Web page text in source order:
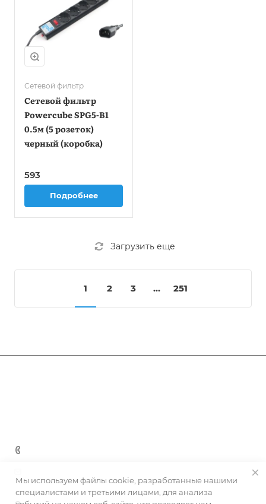
Сетевой фильтр
Сетевой фильтр
Powercube SPG5-B1
0.5м (5 розеток)
черный (коробка)
593
Подробнее
Загрузить еще
1 2 3 ... 251
Клиентское соглашение
Помощь
Условия доставки
Гарантия на товар
Мы используем файлы cookie, разработанные нашими
специалистами и третьими лицами, для анализа